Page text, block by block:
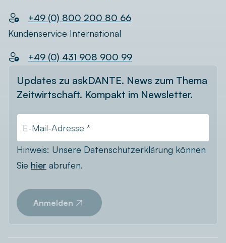
+49 (0) 800 200 80 66
Kundenservice International
+49 (0) 431 908 900 99
Updates zu askDANTE. News zum Thema
Zeitwirtschaft. Kompakt im Newsletter.
E-Mail-Adresse *
Hinweis: Unsere Datenschutzerklärung können
Sie hier abrufen.
Anmelden